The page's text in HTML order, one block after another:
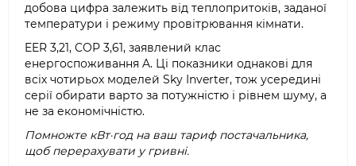
добова цифра залежить від теплопритоків, заданої
температури і режиму провітрювання кімнати.
EER 3,21, COP 3,61, заявлений клас
енергоспоживання A. Ці показники однакові для
всіх чотирьох моделей Sky Inverter, тож усередині
серії обирати варто за потужністю і рівнем шуму, а
не за економічністю.
Помножте кВт·год на ваш тариф постачальника,
щоб перерахувати у гривні.